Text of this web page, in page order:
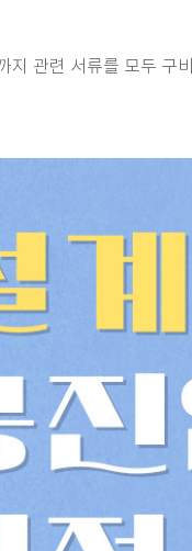
관련 서류를 모두 구